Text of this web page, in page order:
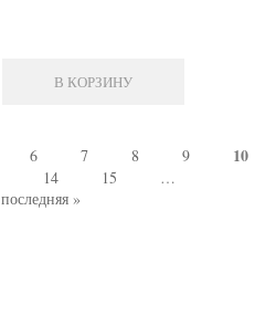
В КОРЗИНУ
6 7 8 9 10
14 15
…
последняя »